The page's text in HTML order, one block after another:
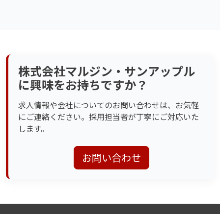
株式会社マルジン・サンアップル
に興味をお持ちですか？
求人情報や会社についてのお問い合わせは、お気軽
にご連絡ください。採用担当者が丁寧にご対応いた
します。
お問い合わせ